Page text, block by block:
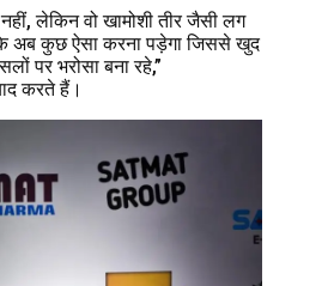
लेकिन वो खामोशी तीर जैसी लग
अब कुछ ऐसा करना पड़ेगा जिससे खुद
पर भरोसा बना रहे,”
करते हैं।